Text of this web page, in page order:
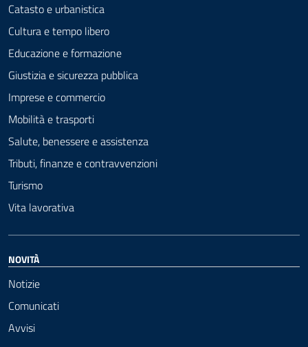
Catasto e urbanistica
Cultura e tempo libero
Educazione e formazione
Giustizia e sicurezza pubblica
Imprese e commercio
Mobilità e trasporti
Salute, benessere e assistenza
Tributi, finanze e contravvenzioni
Turismo
Vita lavorativa
NOVITÀ
Notizie
Comunicati
Avvisi